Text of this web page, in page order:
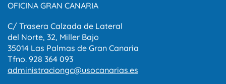
OFICINA GRAN CANARIA
C/ Trasera Calzada de Lateral
del Norte, 32, Miller Bajo
35014 Las Palmas de Gran Canaria
Tfno. 928 364 093
administraciongc@usocanarias.es